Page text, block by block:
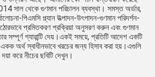
সাল থেকে গুণমান পরিচালন ব্যবস্থা। সমস্ত অর্ডার,
পিএমসি প্ল্যান উত্পাদন-উৎপাদন-গুণমান পরিদর্শন-
প্রমিতকরণ প্রক্রিয়া অনুসরণ করুন এবং গুণমান
সম্পূর্ণ গ্যারান্টি দেয়।একই সময়ে, প্রতিটি আদেশ একটি
একক অর্থ স্বাধীনভাবে খরচের জন্য হিসাব করা হয়।এগুলি
করে নীচের ছবিটি দেখুন।